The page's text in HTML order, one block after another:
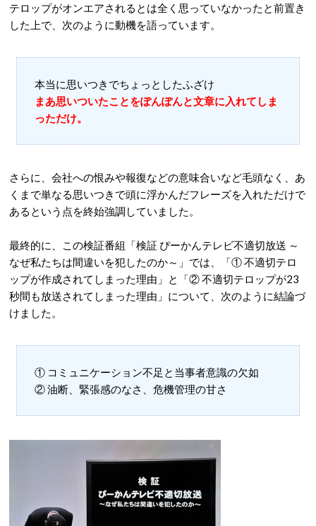
テロップがオンエアされるとは全く思っていなかったと前置き
した上で、次のように動機を語っています。
本当に思いつきでちょっとしたふざけ
まあ思いついたことをぽんぽんと文章に入れてしま
っただけ。
さらに、会社への恨みや報復などの意味合いなど毛頭なく、あ
くまで単なる思いつきで頭に浮かんだフレーズを入れただけで
あるという点を終始強調していました。
最終的に、この検証番組「検証 ぴーかんテレビ不適切放送 ～
なぜ私たちは間違いを犯したのか～」では、「① 不適切テロ
ップが作成されてしまった理由」と「② 不適切テロップが23
秒間も放送されてしまった理由」について、次のように結論づ
けました。
① コミュニケーション不足と当事者意識の欠如
② 油断、緊張感のなさ、危機管理の甘さ